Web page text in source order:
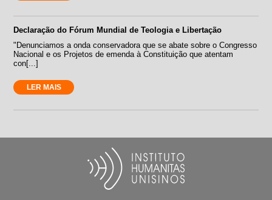
Declaração do Fórum Mundial de Teologia e Libertação
"Denunciamos a onda conservadora que se abate sobre o Congresso
Nacional e os Projetos de emenda à Constituição que atentam
con[...]
LER MAIS